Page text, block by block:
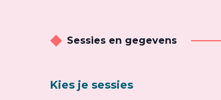
Sessies en gegevens
Kies je sessies